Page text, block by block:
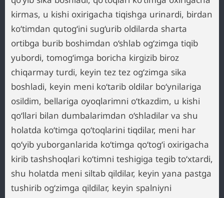
kirmas, u kishi oxirigacha tiqishga urinardi, birdan
ko‘timdan qutog‘ini sug‘urib oldilarda sharta
ortibga burib boshimdan o‘shlab og‘zimga tiqib
yubordi, tomog‘imga boricha kirgizib biroz
chiqarmay turdi, keyin tez tez og‘zimga sika
boshladi, keyin meni ko‘tarib oldilar bo‘ynilariga
osildim, bellariga oyoqlarimni o‘tkazdim, u kishi
qo‘llari bilan dumbalarimdan o‘shladilar va shu
holatda ko‘timga qo‘toqlarini tiqdilar, meni har
qo‘yib yuborganlarida ko‘timga qo‘tog‘i oxirigacha
kirib tashshoqlari ko‘timni teshigiga tegib to‘xtardi,
shu holatda meni siltab qildilar, keyin yana pastga
tushirib og‘zimga qildilar, keyin spalniyni